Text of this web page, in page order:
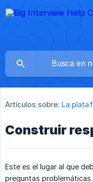
Artículos sobre: La
Construir
Este es el lugar al que
preguntas